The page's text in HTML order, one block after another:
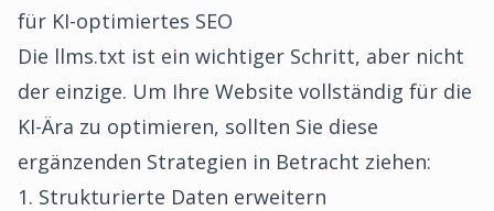
für KI-optimiertes SEO
Die llms.txt ist ein wichtiger Schritt, aber nicht
der einzige. Um Ihre Website vollständig für die
KI-Ära zu optimieren, sollten Sie diese
ergänzenden Strategien in Betracht ziehen:
1. Strukturierte Daten erweitern